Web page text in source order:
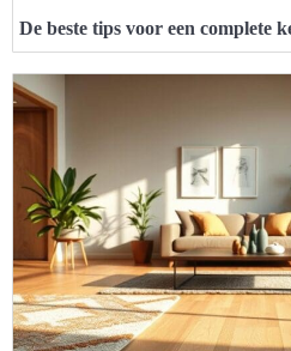
De beste tips voor een complete